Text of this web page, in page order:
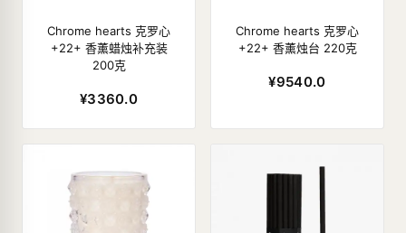
Chrome hearts 克罗心
+22+ 香薰蜡烛补充装
200克
¥3360.0
Chrome hearts 克罗心
+22+ 香薰烛台 220克
¥9540.0